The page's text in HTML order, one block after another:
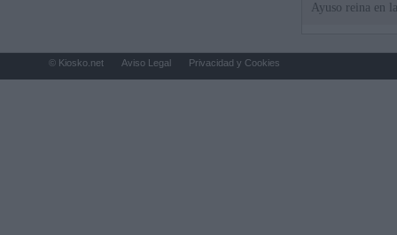
Ayuso reina en
© Kiosko.net Aviso Legal Privacidad y Cookies